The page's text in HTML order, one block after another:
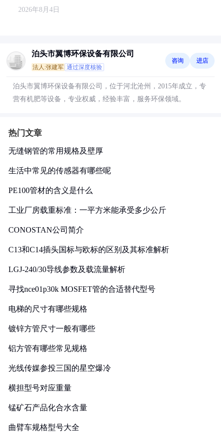
2026年8月4日
泊头市翼博环保设备有限公司
法人:张建军 通过深度核验
咨询 进店
泊头市翼博环保设备有限公司，位于河北沧州，2015年成立，专
营有机肥等设备，专业权威，经验丰富，服务环保领域。
热门文章
无缝钢管的常用规格及壁厚
生活中常见的传感器有哪些呢
PE100管材的含义是什么
工业厂房载重标准：一平方米能承受多少公斤
CONOSTAN公司简介
C13和C14插头国标与欧标的区别及其标准解析
LGJ-240/30导线参数及载流量解析
寻找nce01p30k MOSFET管的合适替代型号
电梯的尺寸有哪些规格
镀锌方管尺寸一般有哪些
铝方管有哪些常见规格
光线传媒参投三国的星空爆冷
横担型号对应重量
锰矿石产品化合水含量
曲臂车规格型号大全